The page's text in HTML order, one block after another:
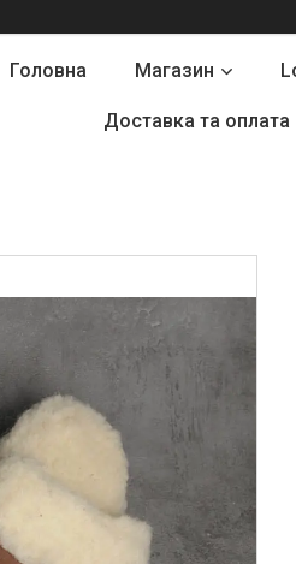
Головна Магазин
Доставка та оплата